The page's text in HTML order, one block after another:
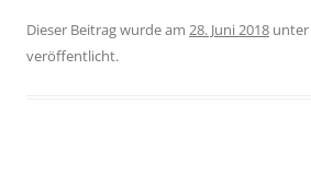
Dieser Beitrag wurde am 28. Juni 2018 unter
veröffentlicht.